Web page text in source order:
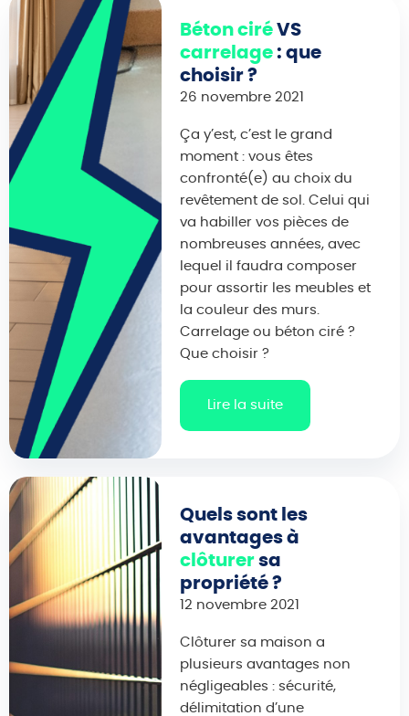
Béton ciréVS
carrelage: que
choisir ?
26 novembre 2021
Ça y’est, c’est le grand
moment : vous êtes
confronté(e) au choix du
revêtement de sol. Celui qui
va habiller vos pièces de
nombreuses années, avec
lequel il faudra composer
pour assortir les meubles et
la couleur des murs.
Carrelage ou béton ciré ?
Que choisir ?
Lire la suite
Quels sont les
avantages à
clôturersa
propriété ?
12 novembre 2021
Clôturer sa maison a
plusieurs avantages non
négligeables : sécurité,
délimitation d’une